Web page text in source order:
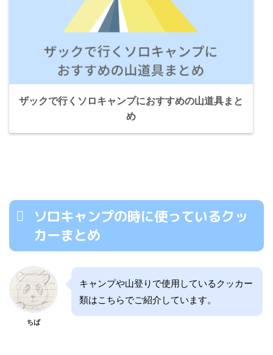
ザックで行くソロキャンプにおすすめの山道具まと
め
ソロキャンプの時に使っているクッ
カーまとめ
ちば
キャンプや山登りで使用しているクッカー
類はこちらでご紹介しています。